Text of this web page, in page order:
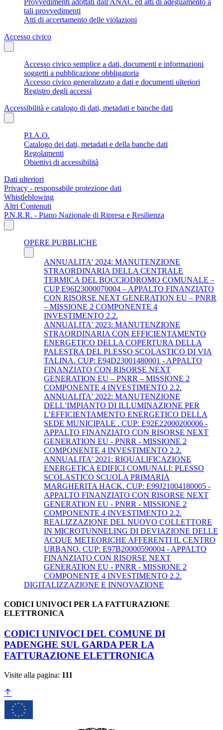
tali provvedimenti
Atti di accertamento delle violazioni
Accesso civico
Accesso civico semplice a dati, documenti e informazioni
soggetti a pubblicazione obbligatoria
Accesso civico generalizzato a dati e documenti ulteriori
Registro degli accessi
Accessibilità e catalogo di dati, metadati e banche dati
P.I.A.O.
Catalogo dei dati, metadati e della banche dati
Regolamenti
Obiettivi di accessibilità
Dati ulteriori
Privacy - responsabile protezione dati
Whistleblowing
Altri Contenuti
P.N.R.R. - Piano Nazionale di Ripresa e Resilienza
OPERE PUBBLICHE
ANNUALITA' 2024: MANUTENZIONE
STRAORDINARIA DELLA CENTRALE
TERMICA DEL BOCCIODROMO COMUNALE –
CUP E96I23000070004 – APPALTO FINANZIATO
CON RISORSE NEXT GENERATION EU – PNRR
– MISSIONE 2 COMPONENTE 4
INVESTIMENTO 2.2.
ANNUALITA' 2023: MANUTENZIONE
STRAORDINARIA CON EFFICIENTAMENTO
ENERGETICO DELLA COPERTURA DELLA
PALESTRA DEL PLESSO SCOLASTICO DI VIA
TALINA. CUP: E94D23001480001 - APPALTO
FINANZIATO CON RISORSE NEXT
GENERATION EU – PNRR – MISSIONE 2
COMPONENTE 4 INVESTIMENTO 2.2.
ANNUALITA' 2022: MANUTENZIONE
DELL’IMPIANTO DI ILLUMINAZIONE PER
L’EFFICIENTAMENTO ENERGETICO DELLA
SEDE MUNICIPALE . CUP: E92E22000200006 -
APPALTO FINANZIATO CON RISORSE NEXT
GENERATION EU - PNRR - MISSIONE 2
COMPONENTE 4 INVESTIMENTO 2.2.
ANNUALITA' 2021: RIQUALIFICAZIONE
ENERGETICA EDIFICI COMUNALI: PLESSO
SCOLASTICO SCUOLA PRIMARIA
MARGHERITA HACK. CUP: E99J21004180005 -
APPALTO FINANZIATO CON RISORSE NEXT
GENERATION EU - PNRR - MISSIONE 2
COMPONENTE 4 INVESTIMENTO 2.2.
REALIZZAZIONE DEL NUOVO COLLETTORE
IN MICROTUNNELING DI DEVIAZIONE DELLE
ACQUE METEORICHE AFFERENTI IL CENTRO
URBANO. CUP: E97B20000590004 - APPALTO
FINANZIATO CON RISORSE NEXT
GENERATION EU - PNRR - MISSIONE 2
COMPONENTE 4 INVESTIMENTO 2.2.
DIGITALIZZAZIONE E INNOVAZIONE
CODICI UNIVOCI PER LA FATTURAZIONE
ELETTRONICA
CODICI UNIVOCI DEL COMUNE DI
PADENGHE SUL GARDA PER LA
FATTURAZIONE ELETTRONICA
Visite alla pagina: 111